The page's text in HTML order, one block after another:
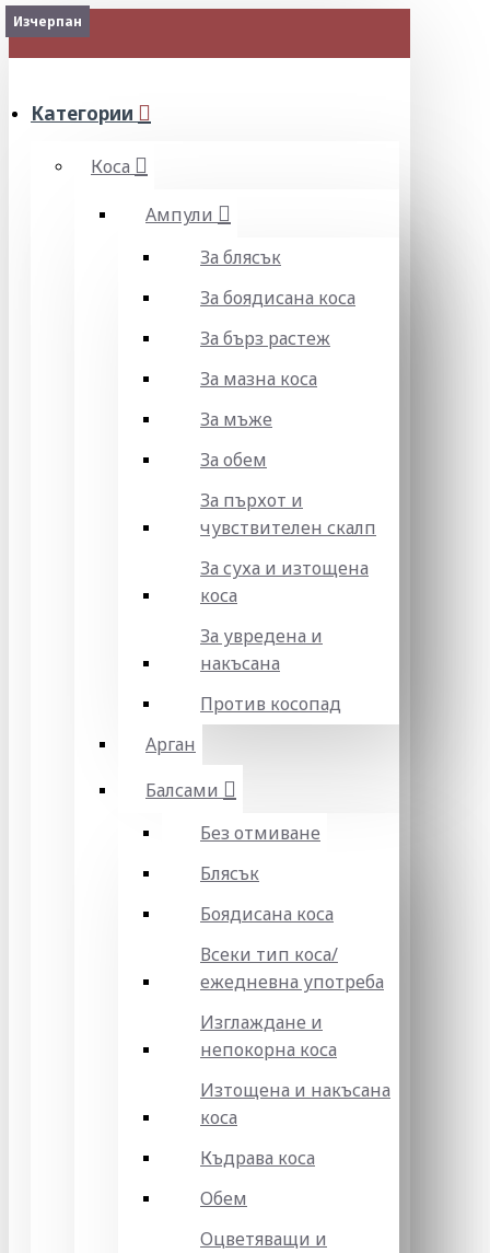
МЕНЮ
Категории
Коса
Ампули
За блясък
За боядисана коса
За бърз растеж
За мазна коса
За мъже
За обем
За пърхот и
чувствителен скалп
За суха и изтощена
коса
За увредена и
накъсана
Против косопад
Арган
Балсами
Без отмиване
Блясък
Боядисана коса
Всеки тип коса/
ежедневна употреба
Изглаждане и
непокорна коса
Изтощена и накъсана
коса
Къдрава коса
Обем
Оцветяващи и
Изчерпан
Изчерпан